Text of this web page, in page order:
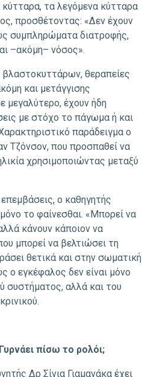
τα λεγόμενα κύτταρα
προσθέτοντας: «Δεν έχουν
συμπληρώματα διατροφής,
–ακόμη– νόσος».
θεραπείες
και μετάγγισης
έχουν ήδη
με στόχο το πάγωμα ή και
παράδειγμα ο
Τζόνσον, που προσπαθεί να
χρησιμοποιώντας μεταξύ
ο καθηγητής
το φαίνεσθαι. «Μπορεί να
κάνουν κάποιον να
μπορεί να βελτιώσει τη
θετικά και στην σωματική
ο εγκέφαλος δεν είναι μόνο
συστήματος, αλλά και του
πίσω το ρολόι;
Δρ Σίνια Γιαμανάκα έχει